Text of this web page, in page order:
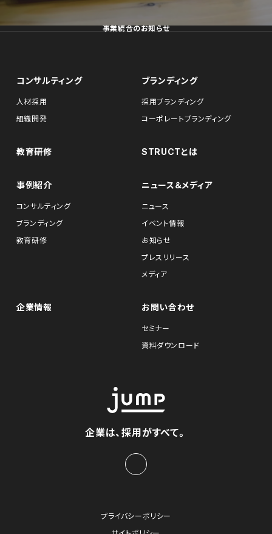
事業統合のお知らせ
コンサルティング
人材採用
組織開発
ブランディング
採用ブランディング
コーポレートブランディング
教育研修 STRUCTとは
事例紹介
コンサルティング
ブランディング
教育研修
ニュース＆メディア
ニュース
イベント情報
お知らせ
プレスリリース
メディア
企業情報 お問い合わせ
セミナー
資料ダウンロード
企業は、採用がすべて。
プライバシーポリシー